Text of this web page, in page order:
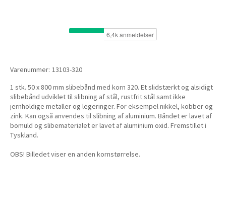
Varenummer: 13103-320
1 stk. 50 x 800 mm slibebånd med korn 320. Et slidstærkt og alsidigt
slibebånd udviklet til slibning af stål, rustfrit stål samt ikke
jernholdige metaller og legeringer. For eksempel nikkel, kobber og
zink. Kan også anvendes til slibning af aluminium. Båndet er lavet af
bomuld og slibematerialet er lavet af aluminium oxid. Fremstillet i
Tyskland.
OBS! Billedet viser en anden kornstørrelse.